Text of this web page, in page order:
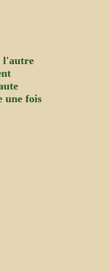
l'autre
une fois